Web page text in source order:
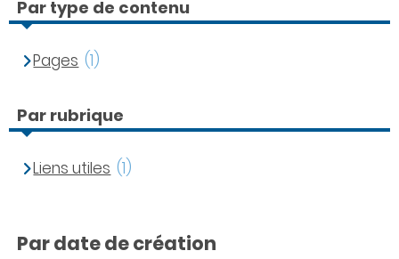
Par type de contenu
Pages (1)
Par rubrique
Liens utiles (1)
Par date de création